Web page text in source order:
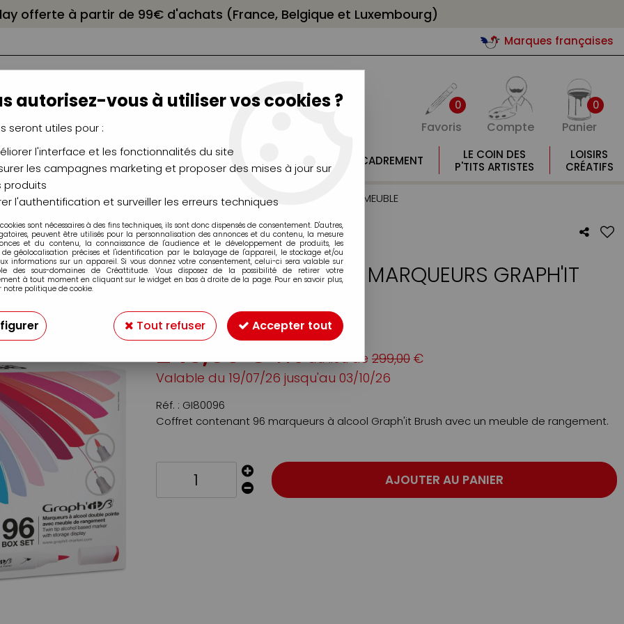
offerte à partir de 99€ d'achats (France, Belgique et Luxembourg)
Marques françaises
0
Favoris Compte
0
Panier
CHÂSSIS
CHEVALETS
AÉROGRAPHIE
MODÉLISME
MOULAGE
ENCADREMENT
LE COIN DES
P'TITS ARTISTES
LOISIRS
CRÉATIFS
Boites et coffrets> COFFRET CADEAU 96 MARQUEURS GRAPH'IT BRUSH + MEUBLE
COFFRET CADEAU 96 MARQUEURS GRAPH'IT
Soyez le premier à donner votre avis !
249,00€TTC au lieu de 299,00 €
Valable du 19/07/26 jusqu'au 03/10/26
Réf. : GI80096
Coffret contenant 96 marqueurs à alcool Graph'it Brush avec un meuble de rangement.
AJOUTER AU PANIER
autorisez-vous à utiliser vos cookies ?
seront utiles pour :
l'interface et les fonctionnalités du site
les campagnes marketing et proposer des mises à jour sur
produits
l'authentification et surveiller les erreurs techniques
sont nécessaires à des fins techniques, ils sont donc dispensés de consentement. D'autres,
peuvent être utilisés pour la personnalisation des annonces et du contenu, la mesure
et du contenu, la connaissance de l'audience et le développement de produits, les
de géolocalisation précises et l'identification par le balayage de l'appareil, le stockage et/ou
informations sur un appareil. Si vous donnez votre consentement, celui-ci sera valable sur
des sous-domaines de Créattitude. Vous disposez de la possibilité de retirer votre
à tout moment en cliquant sur le widget en bas à droite de la page. Pour en savoir plus,
notre politique de cookie.
Tout refuser Accepter tout